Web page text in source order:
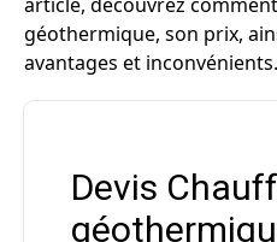
géothermique, son prix,
avantages et inconvénients.
Devis